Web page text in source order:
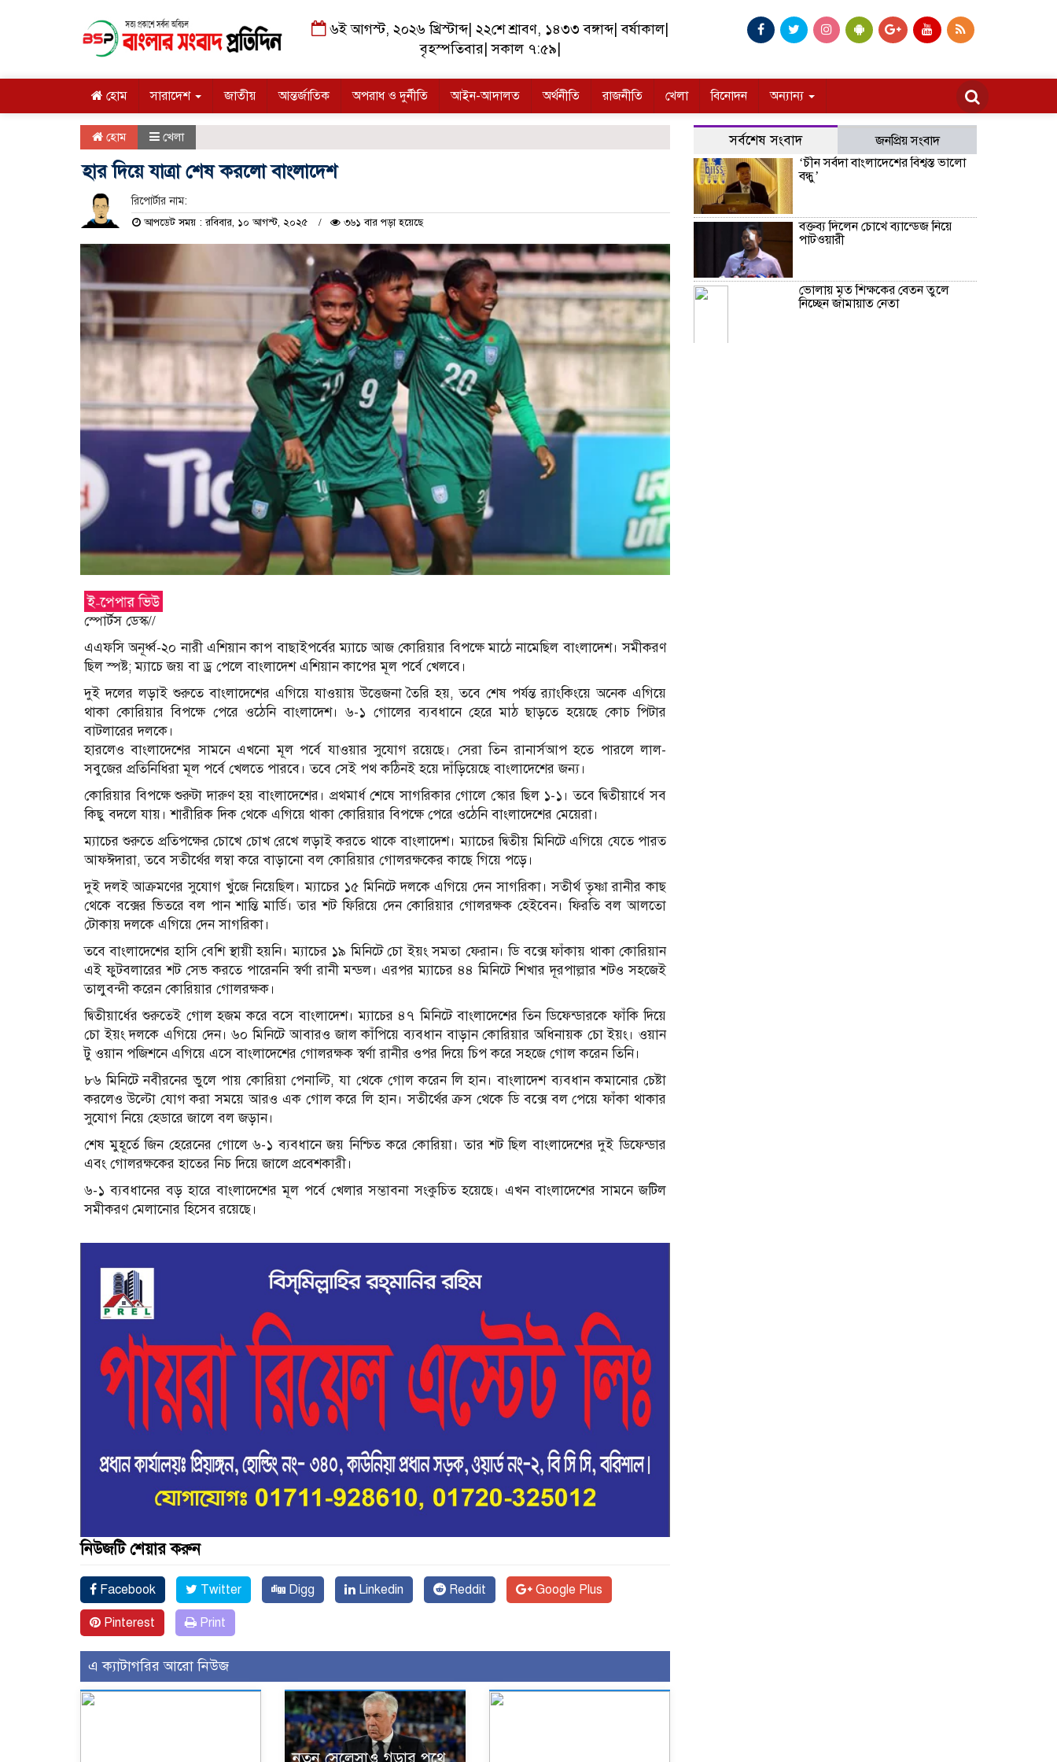
৬ই আগস্ট, ২০২৬ খ্রিস্টাব্দ|২২শে শ্রাবণ, ১৪৩৩ বঙ্গাব্দ|বর্ষাকাল|
বৃহস্পতিবার|সকাল ৭:৫৯
হোম সারাদেশ জাতীয় আন্তর্জাতিক অপরাধ ও দুর্নীতি আইন-আদালত অর্থনীতি রাজনীতি খেলা বিনোদন অন্যান্য
হোম খেলা
হার দিয়ে যাত্রা শেষ করলো বাংলাদেশ
রিপোর্টার নাম:
আপডেট সময় : রবিবার, ১০ আগস্ট, ২০২৫ ৩৬১ বার পড়া হয়েছে
স্পোর্টস ডেস্ক//
এএফসি অনূর্ধ্ব-২০ নারী এশিয়ান কাপ বাছাইপর্বের ম্যাচে আজ কোরিয়ার বিপক্ষে মাঠে নামেছিল বাংলাদেশ। সমীকরণ
ছিল স্পষ্ট; ম্যাচে জয় বা ড্র পেলে বাংলাদেশ এশিয়ান কাপের মূল পর্বে খেলবে।
দুই দলের লড়াই শুরুতে বাংলাদেশের এগিয়ে যাওয়ায় উত্তেজনা তৈরি হয়, তবে শেষ পর্যন্ত র‍্যাংকিংয়ে অনেক এগিয়ে
থাকা কোরিয়ার বিপক্ষে পেরে ওঠেনি বাংলাদেশ। ৬-১ গোলের ব্যবধানে হেরে মাঠ ছাড়তে হয়েছে কোচ পিটার
বাটলারের দলকে।
হারলেও বাংলাদেশের সামনে এখনো মূল পর্বে যাওয়ার সুযোগ রয়েছে। সেরা তিন রানার্সআপ হতে পারলে লাল-
সবুজের প্রতিনিধিরা মূল পর্বে খেলতে পারবে। তবে সেই পথ কঠিনই হয়ে দাঁড়িয়েছে বাংলাদেশের জন্য।
কোরিয়ার বিপক্ষে শুরুটা দারুণ হয় বাংলাদেশের। প্রথমার্ধ শেষে সাগরিকার গোলে স্কোর ছিল ১-১। তবে দ্বিতীয়ার্ধে সব
কিছু বদলে যায়। শারীরিক দিক থেকে এগিয়ে থাকা কোরিয়ার বিপক্ষে পেরে ওঠেনি বাংলাদেশের মেয়েরা।
ম্যাচের শুরুতে প্রতিপক্ষের চোখে চোখ রেখে লড়াই করতে থাকে বাংলাদেশ। ম্যাচের দ্বিতীয় মিনিটে এগিয়ে যেতে পারত
আফঈদারা, তবে সতীর্থের লম্বা করে বাড়ানো বল কোরিয়ার গোলরক্ষকের কাছে গিয়ে পড়ে।
দুই দলই আক্রমণের সুযোগ খুঁজে নিয়েছিল। ম্যাচের ১৫ মিনিটে দলকে এগিয়ে দেন সাগরিকা। সতীর্থ তৃষ্ণা রানীর কাছ
থেকে বক্সের ভিতরে বল পান শান্তি মার্ডি। তার শট ফিরিয়ে দেন কোরিয়ার গোলরক্ষক হেইবেন। ফিরতি বল আলতো
টোকায় দলকে এগিয়ে দেন সাগরিকা।
তবে বাংলাদেশের হাসি বেশি স্থায়ী হয়নি। ম্যাচের ১৯ মিনিটে চো ইয়ং সমতা ফেরান। ডি বক্সে ফাঁকায় থাকা কোরিয়ান
এই ফুটবলারের শট সেভ করতে পারেননি স্বর্ণা রানী মন্ডল। এরপর ম্যাচের ৪৪ মিনিটে শিখার দূরপাল্লার শটও সহজেই
তালুবন্দী করেন কোরিয়ার গোলরক্ষক।
দ্বিতীয়ার্ধের শুরুতেই গোল হজম করে বসে বাংলাদেশ। ম্যাচের ৪৭ মিনিটে বাংলাদেশের তিন ডিফেন্ডারকে ফাঁকি দিয়ে
চো ইয়ং দলকে এগিয়ে দেন। ৬০ মিনিটে আবারও জাল কাঁপিয়ে ব্যবধান বাড়ান কোরিয়ার অধিনায়ক চো ইয়ং। ওয়ান
টু ওয়ান পজিশনে এগিয়ে এসে বাংলাদেশের গোলরক্ষক স্বর্ণা রানীর ওপর দিয়ে চিপ করে সহজে গোল করেন তিনি।
৮৬ মিনিটে নবীরনের ভুলে পায় কোরিয়া পেনাল্টি, যা থেকে গোল করেন লি হান। বাংলাদেশ ব্যবধান কমানোর চেষ্টা
করলেও উল্টো যোগ করা সময়ে আরও এক গোল করে লি হান। সতীর্থের ক্রস থেকে ডি বক্সে বল পেয়ে ফাঁকা থাকার
সুযোগ নিয়ে হেডারে জালে বল জড়ান।
শেষ মুহূর্তে জিন হেরেনের গোলে ৬-১ ব্যবধানে জয় নিশ্চিত করে কোরিয়া। তার শট ছিল বাংলাদেশের দুই ডিফেন্ডার
এবং গোলরক্ষকের হাতের নিচ দিয়ে জালে প্রবেশকারী।
৬-১ ব্যবধানের বড় হারে বাংলাদেশের মূল পর্বে খেলার সম্ভাবনা সংকুচিত হয়েছে। এখন বাংলাদেশের সামনে জটিল
সমীকরণ মেলানোর হিসেব রয়েছে।
নিউজটি শেয়ার করুন
Facebook Twitter Digg Linkedin Reddit Google Plus
Pinterest Print
এ ক্যাটাগরির আরো নিউজ
সর্বশেষ সংবাদ
জনপ্রিয় সংবাদ
‘চীন সর্বদা বাংলাদেশের বিশ্বস্ত ভালো
বন্ধু’
বক্তব্য দিলেন চোখে ব্যান্ডেজ নিয়ে
পাটওয়ারী
ভোলায় মৃত শিক্ষকের বেতন তুলে
নিচ্ছেন জামায়াত নেতা